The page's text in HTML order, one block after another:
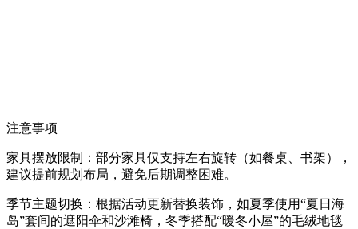
注意事项
家具摆放限制：部分家具仅支持左右旋转（如餐桌、书架），
建议提前规划布局，避免后期调整困难。
季节主题切换：根据活动更新替换装饰，如夏季使用“夏日海
岛”套间的遮阳伞和沙滩椅，冬季搭配“暖冬小屋”的毛绒地毯